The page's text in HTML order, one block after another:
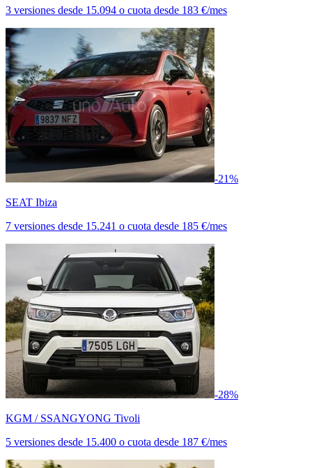
3 versiones desde 15.094 o cuota desde 183 €/mes
-21%
SEAT Ibiza
7 versiones desde 15.241 o cuota desde 185 €/mes
-28%
KGM / SSANGYONG Tivoli
5 versiones desde 15.400 o cuota desde 187 €/mes